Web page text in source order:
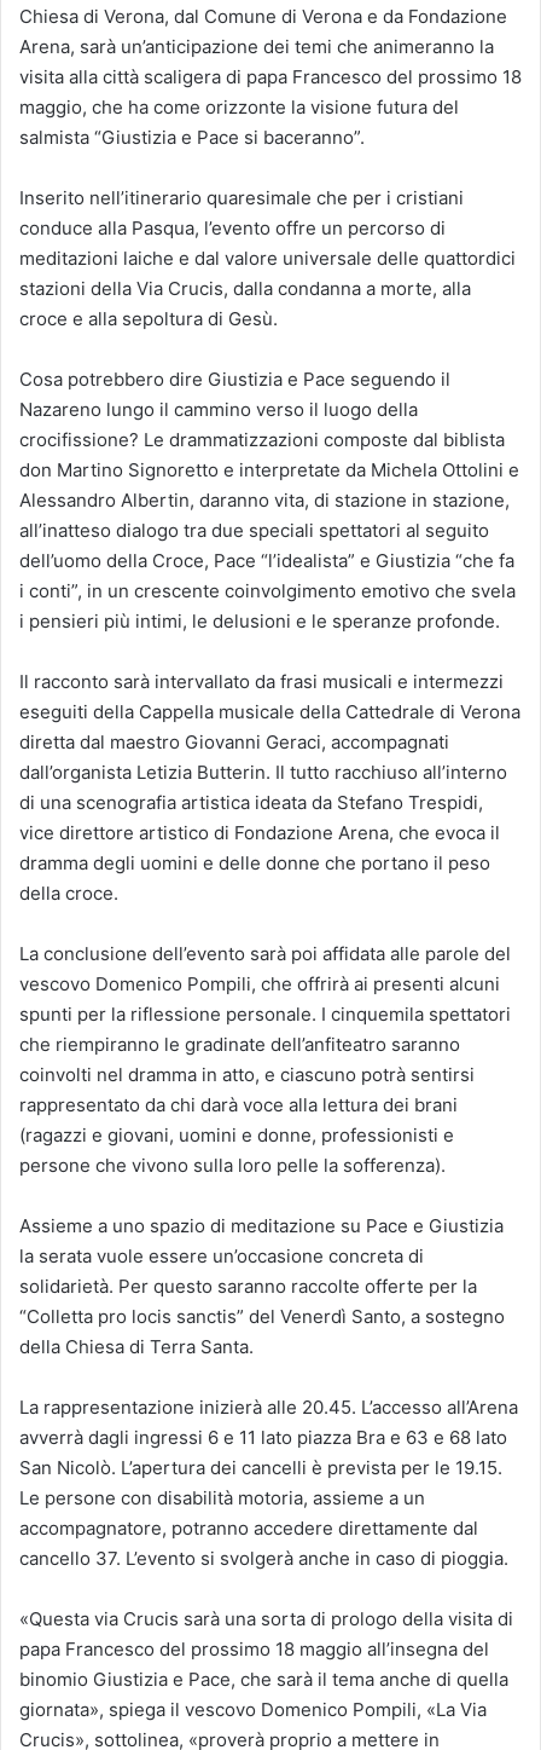
Chiesa di Verona, dal Comune di Verona e da Fondazione
Arena, sarà un’anticipazione dei temi che animeranno la
visita alla città scaligera di papa Francesco del prossimo 18
maggio, che ha come orizzonte la visione futura del
salmista “Giustizia e Pace si baceranno”.
Inserito nell’itinerario quaresimale che per i cristiani
conduce alla Pasqua, l’evento offre un percorso di
meditazioni laiche e dal valore universale delle quattordici
stazioni della Via Crucis, dalla condanna a morte, alla
croce e alla sepoltura di Gesù.
Cosa potrebbero dire Giustizia e Pace seguendo il
Nazareno lungo il cammino verso il luogo della
crocifissione? Le drammatizzazioni composte dal biblista
don Martino Signoretto e interpretate da Michela Ottolini e
Alessandro Albertin, daranno vita, di stazione in stazione,
all’inatteso dialogo tra due speciali spettatori al seguito
dell’uomo della Croce, Pace “l’idealista” e Giustizia “che fa
i conti”, in un crescente coinvolgimento emotivo che svela
i pensieri più intimi, le delusioni e le speranze profonde.
Il racconto sarà intervallato da frasi musicali e intermezzi
eseguiti della Cappella musicale della Cattedrale di Verona
diretta dal maestro Giovanni Geraci, accompagnati
dall’organista Letizia Butterin. Il tutto racchiuso all’interno
di una scenografia artistica ideata da Stefano Trespidi,
vice direttore artistico di Fondazione Arena, che evoca il
dramma degli uomini e delle donne che portano il peso
della croce.
La conclusione dell’evento sarà poi affidata alle parole del
vescovo Domenico Pompili, che offrirà ai presenti alcuni
spunti per la riflessione personale. I cinquemila spettatori
che riempiranno le gradinate dell’anfiteatro saranno
coinvolti nel dramma in atto, e ciascuno potrà sentirsi
rappresentato da chi darà voce alla lettura dei brani
(ragazzi e giovani, uomini e donne, professionisti e
persone che vivono sulla loro pelle la sofferenza).
Assieme a uno spazio di meditazione su Pace e Giustizia
la serata vuole essere un’occasione concreta di
solidarietà. Per questo saranno raccolte offerte per la
“Colletta pro locis sanctis” del Venerdì Santo, a sostegno
della Chiesa di Terra Santa.
La rappresentazione inizierà alle 20.45. L’accesso all’Arena
avverrà dagli ingressi 6 e 11 lato piazza Bra e 63 e 68 lato
San Nicolò. L’apertura dei cancelli è prevista per le 19.15.
Le persone con disabilità motoria, assieme a un
accompagnatore, potranno accedere direttamente dal
cancello 37. L’evento si svolgerà anche in caso di pioggia.
«Questa via Crucis sarà una sorta di prologo della visita di
papa Francesco del prossimo 18 maggio all’insegna del
binomio Giustizia e Pace, che sarà il tema anche di quella
giornata», spiega il vescovo Domenico Pompili, «La Via
Crucis», sottolinea, «proverà proprio a mettere in